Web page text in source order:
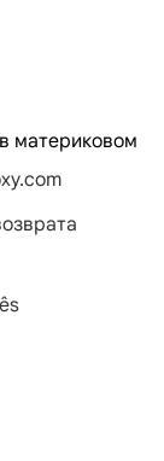
материковом